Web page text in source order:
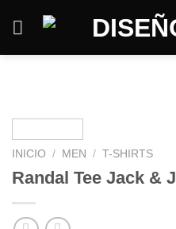
INICIO / MEN / T-SHIRTS
Randal Tee Jack &